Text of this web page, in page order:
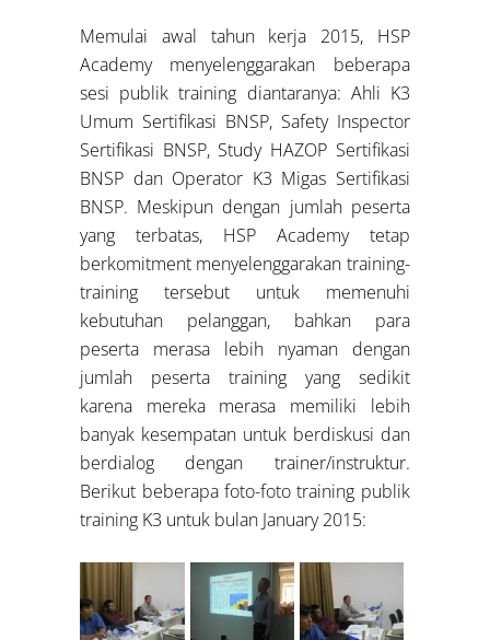
Memulai awal tahun kerja 2015, HSP
Academy menyelenggarakan beberapa
sesi publik training diantaranya: Ahli K3
Umum Sertifikasi BNSP, Safety Inspector
Sertifikasi BNSP, Study HAZOP Sertifikasi
BNSP dan Operator K3 Migas Sertifikasi
BNSP. Meskipun dengan jumlah peserta
yang terbatas, HSP Academy tetap
berkomitment menyelenggarakan training-
training tersebut untuk memenuhi
kebutuhan pelanggan, bahkan para
peserta merasa lebih nyaman dengan
jumlah peserta training yang sedikit
karena mereka merasa memiliki lebih
banyak kesempatan untuk berdiskusi dan
berdialog dengan trainer/instruktur.
Berikut beberapa foto-foto training publik
training K3 untuk bulan January 2015: